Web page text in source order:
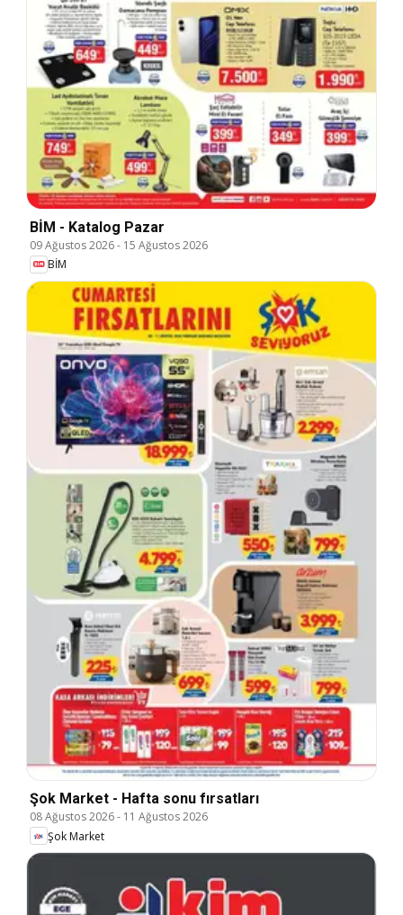
BİM - Katalog Pazar
09 Ağustos 2026- 15 Ağustos 2026
BİM
Şok Market - Hafta sonu fırsatları
08 Ağustos 2026- 11 Ağustos 2026
Şok Market